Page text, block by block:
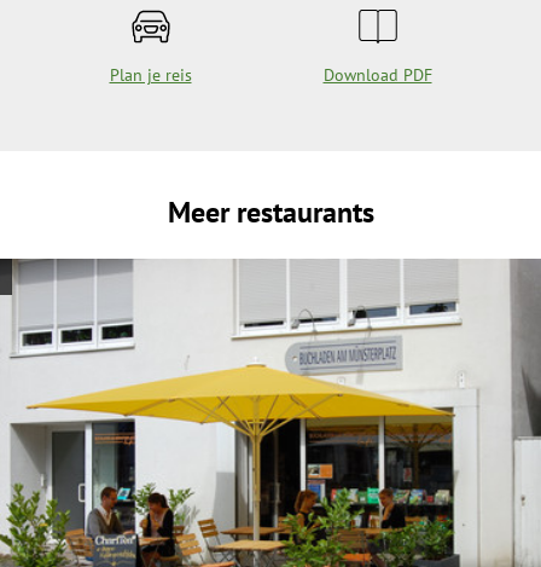
Plan je reis Download PDF
Meer restaurants